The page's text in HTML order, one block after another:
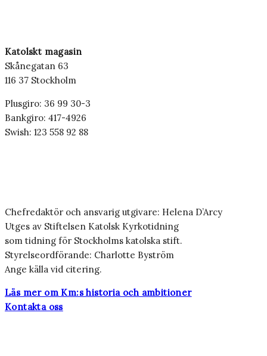
Katolskt magasin
Skånegatan 63
116 37 Stockholm
Plusgiro: 36 99 30-3
Bankgiro: 417-4926
Swish: 123 558 92 88
Chefredaktör och ansvarig utgivare: Helena D’Arcy
Utges av Stiftelsen Katolsk Kyrkotidning
som tidning för Stockholms katolska stift.
Styrelseordförande: Charlotte Byström
Ange källa vid citering.
Läs mer om Km:s historia och ambitioner
Kontakta oss